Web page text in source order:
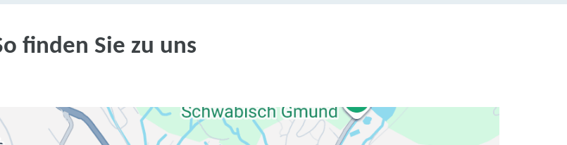
finden Sie zu uns